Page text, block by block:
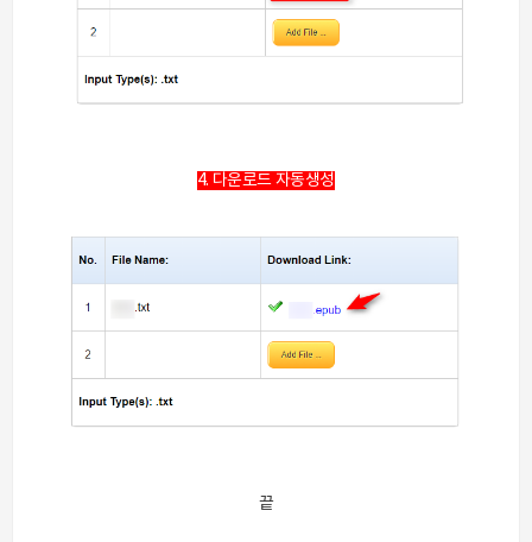
4. 다운로드 자동생성
끝